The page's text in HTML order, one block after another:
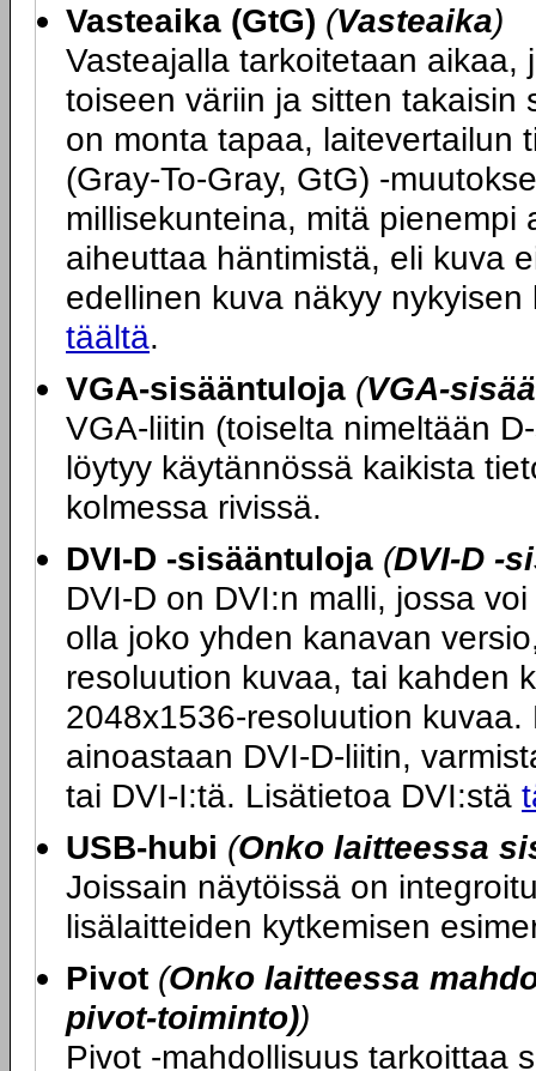
Vasteaika (GtG) (Vasteaika)
Vasteajalla tarkoitetaan aikaa,
toiseen väriin ja sitten takaisin
on monta tapaa, laitevertailun
(Gray-To-Gray, GtG) -
millisekunteina, mitä
aiheuttaa häntimistä, eli kuva
edellinen kuva näkyy
täältä.
VGA-sisääntuloja (VGA-
VGA-liitin (toiselta nimeltään
löytyy käytännössä kaikista
kolmessa rivissä.
DVI-D -sisääntuloja (DVI-D -
DVI-D on DVI:n malli, jossa
olla joko yhden kanavan
resoluution kuvaa, tai kahden
2048x1536-resoluution
ainoastaan DVI-D-liitin,
tai DVI-I:tä. Lisätietoa DVI:stä
USB-hubi (Onko laitteessa
Joissain näytöissä on
lisälaitteiden kytkemisen
Pivot (Onko laitteessa
pivot-toiminto))
Pivot -mahdollisuus tarkoittaa